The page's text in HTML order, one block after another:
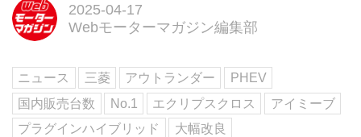
2025-04-17
Webモーターマガジン編集部
ニュース 三菱 アウトランダー
PHEV
国内販売台数
No.1 エクリプスクロス
アイミーブ
プラグインハイブリッド
大幅改良